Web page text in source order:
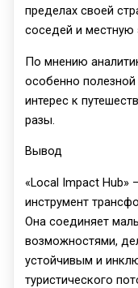
пределах своей
соседей и местную
По мнению
особенно
интерес к
разы.
Вывод
«Local Impact Hub»
инструмент
Она соединяет
возможностями,
устойчивым и
туристического